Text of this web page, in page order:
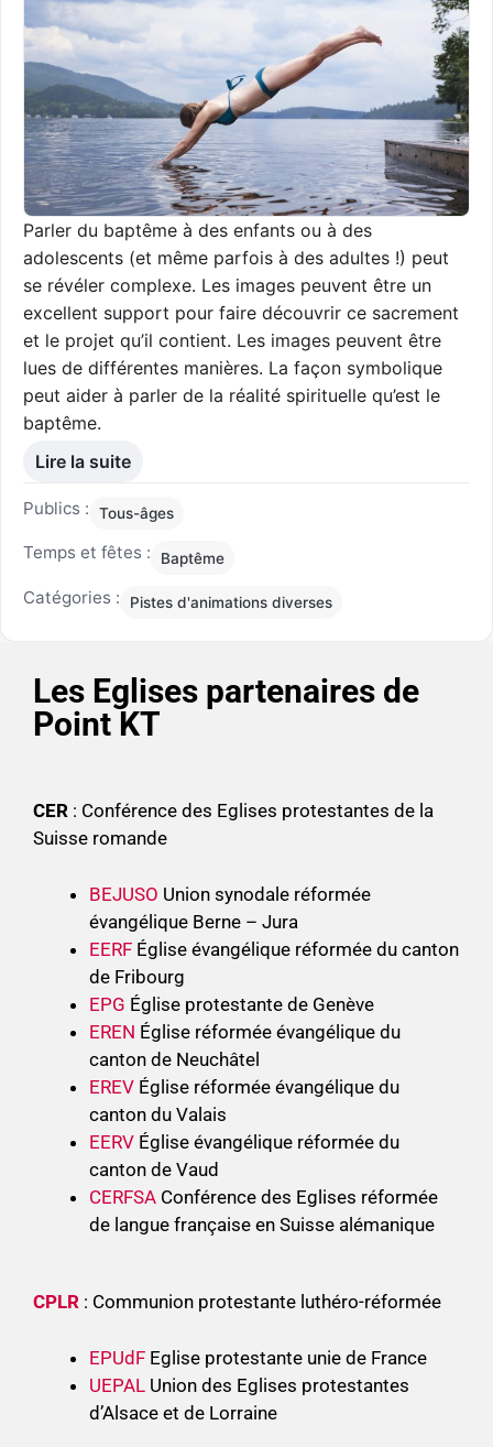
Parler du baptême à des enfants ou à des
adolescents (et même parfois à des adultes !) peut
se révéler complexe. Les images peuvent être un
excellent support pour faire découvrir ce sacrement
et le projet qu’il contient. Les images peuvent être
lues de différentes manières. La façon symbolique
peut aider à parler de la réalité spirituelle qu’est le
baptême.
Lire la suite
Publics : Tous-âges
Temps et fêtes : Baptême
Catégories : Pistes d'animations diverses
Les Eglises partenaires de
Point KT
CER : Conférence des Eglises protestantes de la
Suisse romande
BEJUSO Union synodale réformée
évangélique Berne – Jura
EERF Église évangélique réformée du canton
de Fribourg
EPG Église protestante de Genève
EREN Église réformée évangélique du
canton de Neuchâtel
EREV Église réformée évangélique du
canton du Valais
EERV Église évangélique réformée du
canton de Vaud
CERFSA Conférence des Eglises réformée
de langue française en Suisse alémanique
CPLR : Communion protestante luthéro-réformée
EPUdF Eglise protestante unie de France
UEPAL Union des Eglises protestantes
d’Alsace et de Lorraine